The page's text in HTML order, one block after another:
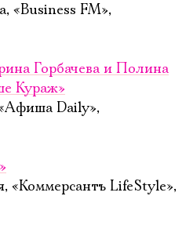
«Business FM»,
Горбачева и Полина
Кураж»
Daily»,
«Коммерсантъ LifeStyle»,